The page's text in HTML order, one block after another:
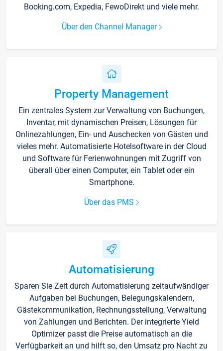
Booking.com, Expedia, FewoDirekt und viele mehr.
Über den Channel Manager
Property Management
Ein zentrales System zur Verwaltung von Buchungen,
Inventar, mit dynamischen Preisen, Lösungen für
Onlinezahlungen, Ein- und Auschecken von Gästen und
vieles mehr. Automatisierte Hotelsoftware in der Cloud
und Software für Ferienwohnungen mit Zugriff von
überall über einen Computer, ein Tablet oder ein
Smartphone.
Über das PMS
Automatisierung
Sparen Sie Zeit durch Automatisierung zeitaufwändiger
Aufgaben bei Buchungen, Belegungskalendern,
Gästekommunikation, Rechnungsstellung, Verwaltung
von Zahlungen und Berichten. Der integrierte Yield
Optimizer passt die Preise automatisch an die
Verfügbarkeit an und hilft so, den Umsatz pro Nacht zu